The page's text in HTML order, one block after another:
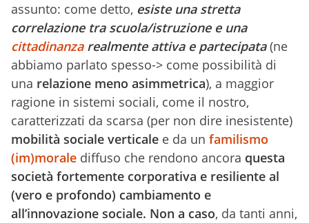
assunto: come detto, esiste una stretta
correlazione tra scuola/istruzione e una
cittadinanzarealmente attiva e partecipata (ne
abbiamo parlato spesso-> come possibilità di
una relazione meno asimmetrica), a maggior
ragione in sistemi sociali, come il nostro,
caratterizzati da scarsa (per non dire inesistente)
mobilità sociale verticale e da un familismo
(im)morale diffuso che rendono ancora questa
società fortemente corporativa e resiliente al
(vero e profondo) cambiamento e
all’innovazione sociale. Non a caso, da tanti anni,